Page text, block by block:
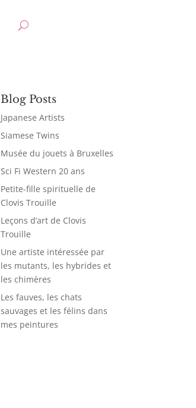
Blog Posts
Japanese Artists
Siamese Twins
Musée du jouets à Bruxelles
Sci Fi Western 20 ans
Petite-fille spirituelle de
Clovis Trouille
Leçons d’art de Clovis
Trouille
Une artiste intéressée par
les mutants, les hybrides et
les chimères
Les fauves, les chats
sauvages et les félins dans
mes peintures